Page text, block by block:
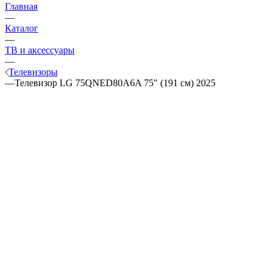
Главная
—
Каталог
—
ТВ и аксессуары
—
Телевизоры
—Телевизор LG 75QNED80A6A 75" (191 см) 2025